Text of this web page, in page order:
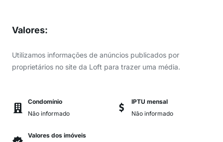
Valores:
Utilizamos informações de anúncios publicados por
proprietários no site da Loft para trazer uma média.
Condomínio
Não informado
IPTU mensal
Não informado
Valores dos imóveis